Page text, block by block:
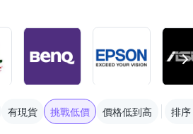
有現貨 挑戰低價 價格低到高 排序